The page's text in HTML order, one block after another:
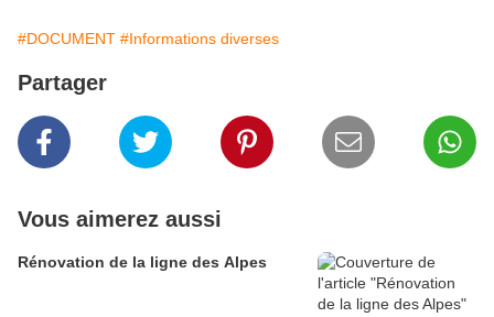
#DOCUMENT #Informations diverses
Partager
Vous aimerez aussi
Rénovation de la ligne des Alpes